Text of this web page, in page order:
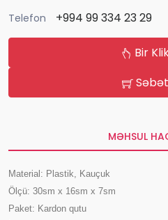
Telefon
+994 99 334 23 29
Bir
MƏHSUL
Material: Plastik, Kauçuk
Ölçü: 30sm x 16sm x 7sm
Paket: Kardon qutu